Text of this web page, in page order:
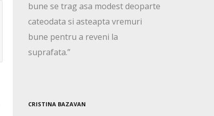
bune se trag asa modest deoparte
cateodata si asteapta vremuri
bune pentru a reveni la
suprafata.”
CRISTINA BAZAVAN